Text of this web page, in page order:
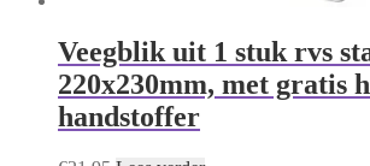
Veegblik uit 1 stuk rvs
220x230mm, met gratis
handstoffer